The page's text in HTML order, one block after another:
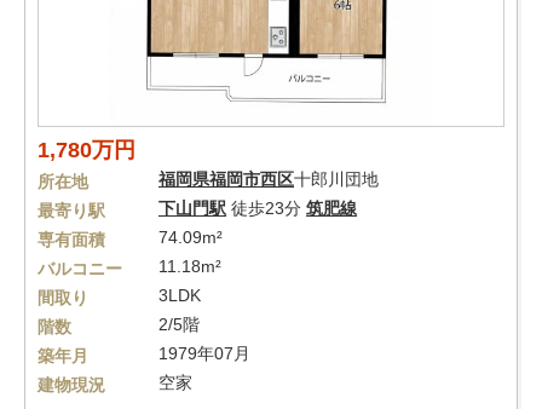
1,780万円
所在地 福岡県福岡市西区十郎川団地
最寄り駅
下山門駅 徒歩23分 筑肥線
専有面積
74.09m²
バルコニー
11.18m²
間取り
3LDK
階数
2/5階
築年月
1979年07月
建物現況
空家